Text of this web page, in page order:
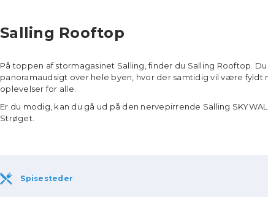
Salling Rooftop
På toppen af stormagasinet Salling, finder du Salling Rooftop.
panoramaudsigt over hele byen, hvor der samtidig vil være
oplevelser for alle.
Er du modig, kan du gå ud på den nervepirrende Salling
Strøget.
Spisesteder